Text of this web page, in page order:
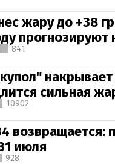
жару до +38
841
накрывает
сильная
10902
возвращается:
июля
928